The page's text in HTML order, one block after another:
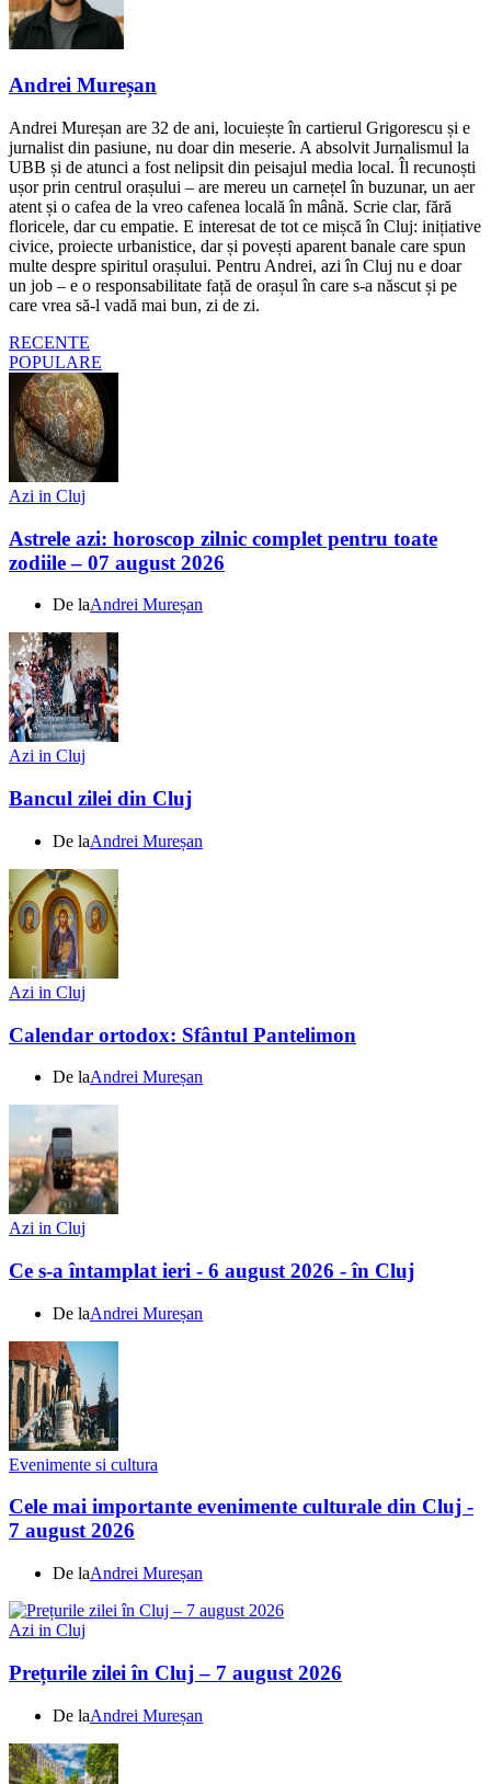
Andrei Mureșan
Andrei Mureșan are 32 de ani, locuiește în cartierul Grigorescu și e
jurnalist din pasiune, nu doar din meserie. A absolvit Jurnalismul la
UBB și de atunci a fost nelipsit din peisajul media local. Îl recunoști
ușor prin centrul orașului – are mereu un carnețel în buzunar, un aer
atent și o cafea de la vreo cafenea locală în mână. Scrie clar, fără
floricele, dar cu empatie. E interesat de tot ce mișcă în Cluj: inițiative
civice, proiecte urbanistice, dar și povești aparent banale care spun
multe despre spiritul orașului. Pentru Andrei, azi în Cluj nu e doar
un job – e o responsabilitate față de orașul în care s-a născut și pe
care vrea să-l vadă mai bun, zi de zi.
RECENTE
POPULARE
Azi in Cluj
Astrele azi: horoscop zilnic complet pentru toate
zodiile – 07 august 2026
De laAndrei Mureșan
Azi in Cluj
Bancul zilei din Cluj
De laAndrei Mureșan
Azi in Cluj
Calendar ortodox: Sfântul Pantelimon
De laAndrei Mureșan
Azi in Cluj
Ce s-a întamplat ieri - 6 august 2026 - în Cluj
De laAndrei Mureșan
Evenimente si cultura
Cele mai importante evenimente culturale din Cluj -
7 august 2026
De laAndrei Mureșan
Azi in Cluj
Prețurile zilei în Cluj – 7 august 2026
De laAndrei Mureșan